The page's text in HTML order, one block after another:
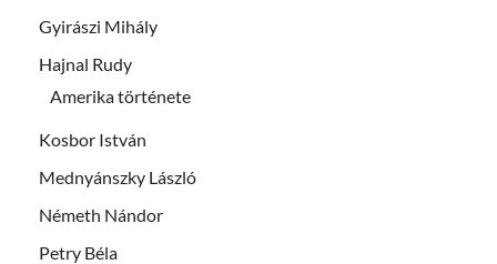
Gyirászi Mihály
Hajnal Rudy
Amerika története
Kosbor István
Mednyánszky László
Németh Nándor
Petry Béla